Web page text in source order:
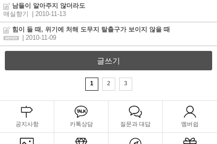
남들이 알아주지 않더라도
매실향기
| 2010-11-13
힘이 들 때, 위기에 처해 도무지 탈출구가 보이지 않을 때
| 2010-11-09
글쓰기
1 2 3
공지사항 카톡상담 질문과 대답 멤버쉽